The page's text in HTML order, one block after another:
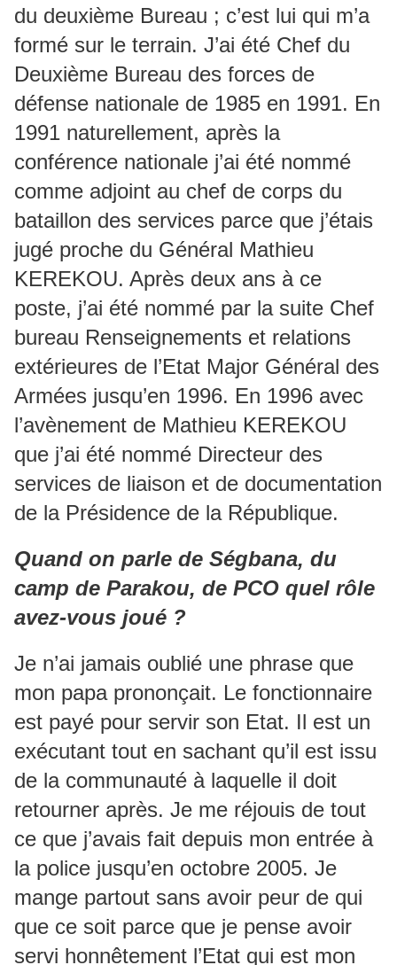
du deuxième Bureau ; c’est lui qui m’a
formé sur le terrain. J’ai été Chef du
Deuxième Bureau des forces de
défense nationale de 1985 en 1991. En
1991 naturellement, après la
conférence nationale j’ai été nommé
comme adjoint au chef de corps du
bataillon des services parce que j’étais
jugé proche du Général Mathieu
KEREKOU. Après deux ans à ce
poste, j’ai été nommé par la suite Chef
bureau Renseignements et relations
extérieures de l’Etat Major Général des
Armées jusqu’en 1996. En 1996 avec
l’avènement de Mathieu KEREKOU
que j’ai été nommé Directeur des
services de liaison et de documentation
de la Présidence de la République.
Quand on parle de Ségbana, du
camp de Parakou, de PCO quel rôle
avez-vous joué ?
Je n’ai jamais oublié une phrase que
mon papa prononçait. Le fonctionnaire
est payé pour servir son Etat. Il est un
exécutant tout en sachant qu’il est issu
de la communauté à laquelle il doit
retourner après. Je me réjouis de tout
ce que j’avais fait depuis mon entrée à
la police jusqu’en octobre 2005. Je
mange partout sans avoir peur de qui
que ce soit parce que je pense avoir
servi honnêtement l’Etat qui est mon